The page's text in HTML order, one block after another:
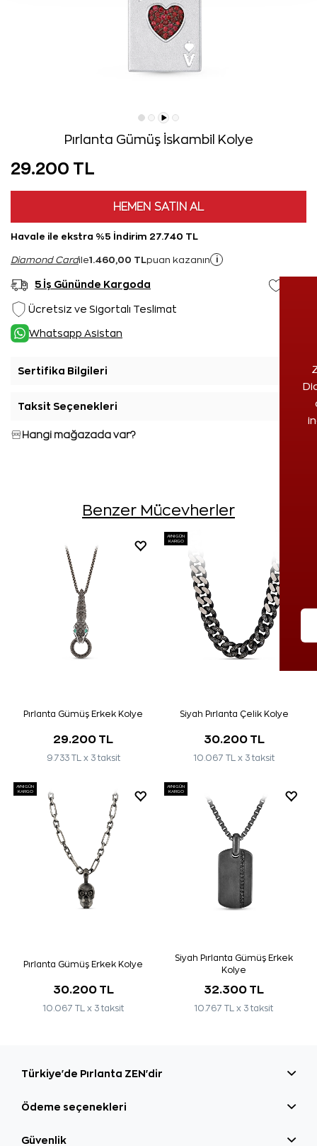
Pırlanta Gümüş İskambil Kolye
29.200 TL
HEMEN SATIN AL
Havale ile ekstra %5 İndirim 27.740 TL
Diamond Cardile1.460,00 TL puan kazanın i
5 İş Gününde Kargoda
Ücretsiz ve Sigortalı Teslimat
Whatsapp Asistan
Sertifika Bilgileri
Taksit Seçenekleri
Hangi mağazada var?
Benzer Mücevherler
Pırlanta Gümüş Erkek Kolye
29.200 TL
9.733 TL x 3 taksit
AYNI GÜN
KARGO
Siyah Pırlanta Çelik Kolye
30.200 TL
10.067 TL x 3 taksit
AYNI GÜN
KARGO
Pırlanta Gümüş Erkek Kolye
30.200 TL
10.067 TL x 3 taksit
AYNI GÜN
KARGO
Siyah Pırlanta Gümüş Erkek
Kolye
32.300 TL
10.767 TL x 3 taksit
Türkiye'de Pırlanta ZEN'dir
Ödeme seçenekleri
Güvenlik